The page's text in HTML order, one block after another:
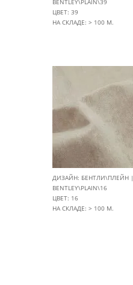
BENTLEY\PLAIN\39
ЦВЕТ: 39
НА СКЛАДЕ: > 100 М.
ДИЗАЙН: БЕНТЛИ\ПЛЕЙН |
BENTLEY\PLAIN\16
ЦВЕТ: 16
НА СКЛАДЕ: > 100 М.